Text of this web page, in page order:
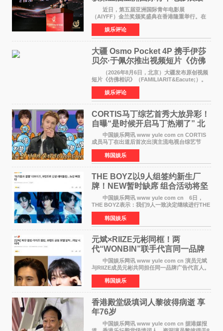
佳剧本改编奖
近日，第五届亚洲国际青年电影展
（AIYFF）金兰奖颁奖盛典在香港隆重举行。在
这场汇聚数百位海内外电影人、文化界人士及媒
体代表的亚洲青年影视盛会上，香港本土电影
《香港一夜》（Dawn in Ho
娱乐评论
大疆 Osmo Pocket 4P 携手伊莎
贝尔·于佩尔推出视频短片《仿佛
相识》
（2026年8月6日，北京）大疆发布原创视频
短片《仿佛相识》（FAMILIARIT&Eacute;）。
视频短片由戛纳国际电影节最佳女演员伊莎贝尔·
于佩尔（Isabelle Huppert）主演，全程使用大
疆首款双主摄口
娱乐评论
CORTIS马丁综艺首秀大放异彩！
自曝“是时候开启马丁热潮了” 北
美巡演火热进行中
中国娱乐网讯 www yule com cn CORTIS
成员马丁在出道后首次出演主流电视台综艺节
目，展现了多才多艺的魅力。 马丁出演了5日
播出的MBC《Radio Star》Fashion与Passion
之间，I&lsquo;m
韩国娱乐
THE BOYZ以9人组签约新生厂
牌！NEW暂时缺席 组合活动将坚
定不移继续
中国娱乐网讯 www yule com cn 6日，
THE BOYZ表示：我们9人一致决定继续进行THE
BOYZ组合活动，并且已经完成了组合团体活动
签约。目前正在新生厂牌下进行活动准备。尚未
离开THE BOYZ原所
韩国娱乐
元斌×RIIZE元彬同框！两
代“WONBIN”联手代言同一品牌
颜值天花板合体
中国娱乐网讯 www yule com cn 演员元斌
与RIIZE成员元彬共同担任同一品牌广告代言人。
6日据独家报道，继演员元斌之后，RIIZE元彬最
近也被选为某在线中介平台A公司的共同广告代言
人，两人将作
韩国娱乐
香港殿堂级填词人黎彼得病逝 享
年76岁​
中国娱乐网讯 www yule com cn 据港媒报